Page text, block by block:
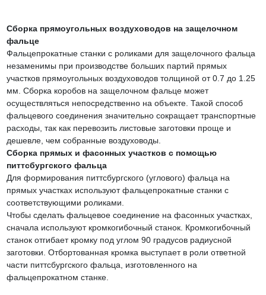
Сборка прямоугольных воздуховодов на защелочном
фальце
Фальцепрокатные станки с роликами для защелочного фальца
незаменимы при производстве больших партий прямых
участков прямоугольных воздуховодов толщиной от 0.7 до 1.25
мм. Сборка коробов на защелочном фальце может
осуществляться непосредственно на объекте. Такой способ
фальцевого соединения значительно сокращает транспортные
расходы, так как перевозить листовые заготовки проще и
дешевле, чем собранные воздуховоды.
Сборка прямых и фасонных участков с помощью
питтсбургского фальца
Для формирования питтсбургского (углового) фальца на
прямых участках используют фальцепрокатные станки с
соответствующими роликами.
Чтобы сделать фальцевое соединение на фасонных участках,
сначала используют кромкогибочный станок. Кромкогибочный
станок отгибает кромку под углом 90 градусов радиусной
заготовки. Отбортованная кромка выступает в роли ответной
части питтсбургского фальца, изготовленного на
фальцепрокатном станке.